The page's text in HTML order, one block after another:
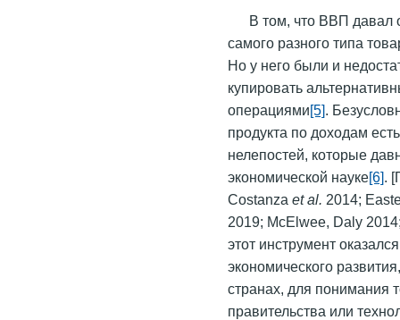
В том, что ВВП давал
самого разного типа
Но у него были и
купировать
операциями[5].
продукта по доходам
нелепостей, которые
экономической науке[6].
Costanzaet al. 2014;
2019; McElwee, Daly
этот инструмент
экономического
странах, для понимания
правительства или